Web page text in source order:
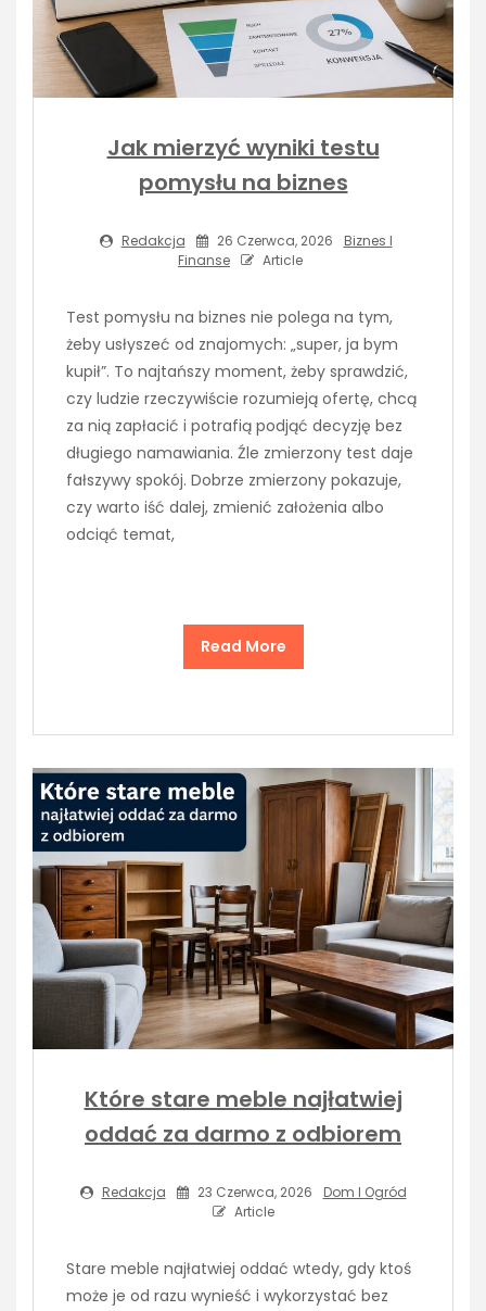
Jak mierzyć wyniki testu
pomysłu na biznes
Redakcja 26 Czerwca, 2026
Biznes I
Finanse
Article
Test pomysłu na biznes nie polega na tym,
żeby usłyszeć od znajomych: „super, ja bym
kupił”. To najtańszy moment, żeby sprawdzić,
czy ludzie rzeczywiście rozumieją ofertę, chcą
za nią zapłacić i potrafią podjąć decyzję bez
długiego namawiania. Źle zmierzony test daje
fałszywy spokój. Dobrze zmierzony pokazuje,
czy warto iść dalej, zmienić założenia albo
odciąć temat,
Read More
Które stare meble najłatwiej
oddać za darmo z odbiorem
Redakcja 23 Czerwca, 2026
Dom I Ogród
Article
Stare meble najłatwiej oddać wtedy, gdy ktoś
może je od razu wynieść i wykorzystać bez